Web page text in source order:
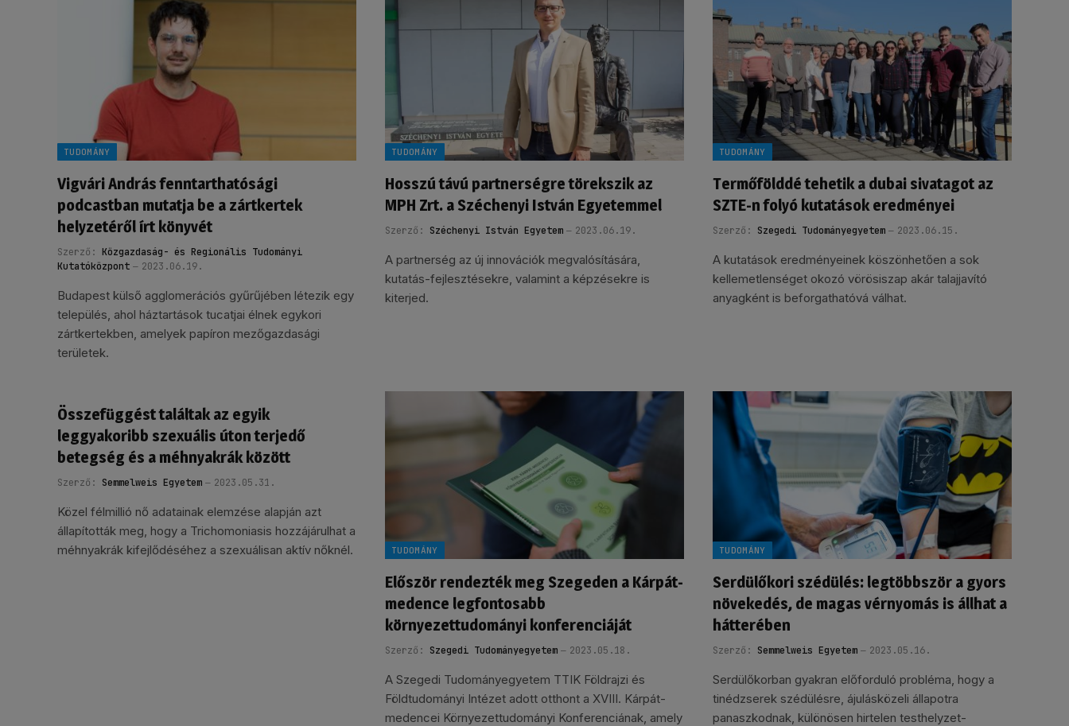
TUDOMÁNY
Vigvári András fenntarthatósági
podcastban mutatja be a zártkertek
helyzetéről írt könyvét
Szerző: Közgazdaság- és Regionális Tudományi
Kutatóközpont
2023.06.19.
Budapest külső agglomerációs gyűrűjében létezik egy
település, ahol háztartások tucatjai élnek egykori
zártkertekben, amelyek papíron mezőgazdasági
területek.
TUDOMÁNY
Hosszú távú partnerségre törekszik az
MPH Zrt. a Széchenyi István Egyetemmel
Szerző: Széchenyi István Egyetem 2023.06.19.
A partnerség az új innovációk megvalósítására,
kutatás-fejlesztésekre, valamint a képzésekre is
kiterjed.
TUDOMÁNY
Termőfölddé tehetik a dubai sivatagot az
SZTE-n folyó kutatások eredményei
Szerző: Szegedi Tudományegyetem 2023.06.15.
A kutatások eredményeinek köszönhetően a sok
kellemetlenséget okozó vörösiszap akár talajjavító
anyagként is beforgathatóvá válhat.
Összefüggést találtak az egyik
leggyakoribb szexuális úton terjedő
betegség és a méhnyakrák között
Szerző: Semmelweis Egyetem 2023.05.31.
Közel félmillió nő adatainak elemzése alapján azt
állapították meg, hogy a Trichomoniasis hozzájárulhat a
méhnyakrák kifejlődéséhez a szexuálisan aktív nőknél.
TUDOMÁNY
Először rendezték meg Szegeden a Kárpát-
medence legfontosabb
környezettudományi konferenciáját
Szerző: Szegedi Tudományegyetem 2023.05.18.
A Szegedi Tudományegyetem TTIK Földrajzi és
Földtudományi Intézet adott otthont a XVIII. Kárpát-
medencei Környezettudományi Konferenciának, amely
TUDOMÁNY
Serdülőkori szédülés: legtöbbször a gyors
növekedés, de magas vérnyomás is állhat a
hátterében
Szerző: Semmelweis Egyetem 2023.05.16.
Serdülőkorban gyakran előforduló probléma, hogy a
tinédzserek szédülésre, ájulásközeli állapotra
panaszkodnak, különösen hirtelen testhelyzet-